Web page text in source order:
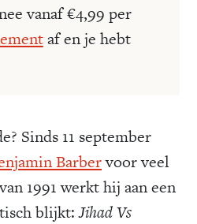
vanaf €4,99 per
af en je hebt
Sinds 11 september
Barbervoor veel
1991 werkt hij aan een
blijkt:Jihad Vs